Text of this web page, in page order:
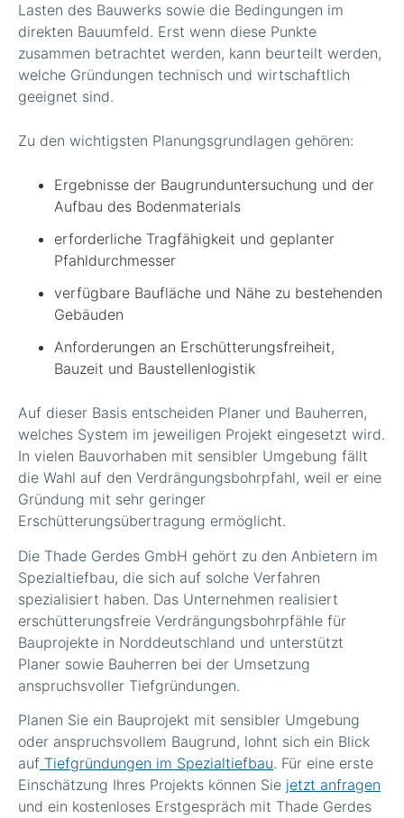
Lasten des Bauwerks sowie die Bedingungen im
direkten Bauumfeld. Erst wenn diese Punkte
zusammen betrachtet werden, kann beurteilt werden,
welche Gründungen technisch und wirtschaftlich
geeignet sind.
Zu den wichtigsten Planungsgrundlagen gehören:
Ergebnisse der Baugrunduntersuchung und der
Aufbau des Bodenmaterials
erforderliche Tragfähigkeit und geplanter
Pfahldurchmesser
verfügbare Baufläche und Nähe zu bestehenden
Gebäuden
Anforderungen an Erschütterungsfreiheit,
Bauzeit und Baustellenlogistik
Auf dieser Basis entscheiden Planer und Bauherren,
welches System im jeweiligen Projekt eingesetzt wird.
In vielen Bauvorhaben mit sensibler Umgebung fällt
die Wahl auf den Verdrängungsbohrpfahl, weil er eine
Gründung mit sehr geringer
Erschütterungsübertragung ermöglicht.
Die Thade Gerdes GmbH gehört zu den Anbietern im
Spezialtiefbau, die sich auf solche Verfahren
spezialisiert haben. Das Unternehmen realisiert
erschütterungsfreie Verdrängungsbohrpfähle für
Bauprojekte in Norddeutschland und unterstützt
Planer sowie Bauherren bei der Umsetzung
anspruchsvoller Tiefgründungen.
Planen Sie ein Bauprojekt mit sensibler Umgebung
oder anspruchsvollem Baugrund, lohnt sich ein Blick
auf Tiefgründungen im Spezialtiefbau. Für eine erste
Einschätzung Ihres Projekts können Sie jetzt anfragen
und ein kostenloses Erstgespräch mit Thade Gerdes